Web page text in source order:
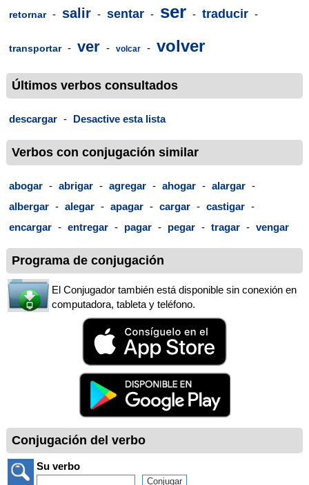
retornar - salir - sentar - ser - traducir -
transportar - ver - volcar - volver
Últimos verbos consultados
descargar - Desactive esta lista
Verbos con conjugación similar
abogar - abrigar - agregar - ahogar - alargar -
albergar - alegar - apagar - cargar - castigar -
encargar - entregar - pagar - pegar - tragar - vengar
Programa de conjugación
El Conjugador también está disponible sin conexión en
computadora, tableta y teléfono.
Conjugación del verbo
Su verbo